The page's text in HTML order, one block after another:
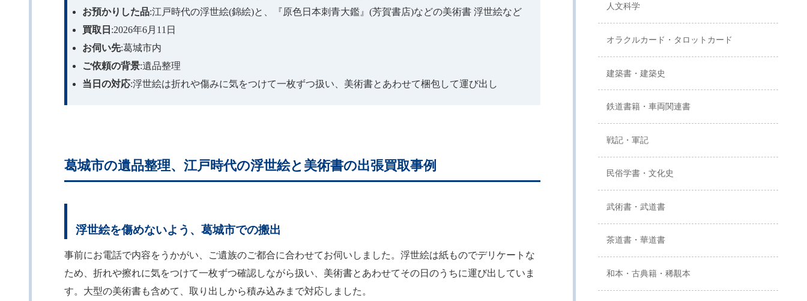
お預かりした品:江戸時代の浮世絵(錦絵)と、『原色日本刺青大鑑』(芳賀書店)などの美術書 浮世絵など
買取日 :2026年6月11日
お伺い先:葛城市内
ご依頼の背景:遺品整理
当日の対応:浮世絵は折れや傷みに気をつけて一枚ずつ扱い、美術書とあわせて梱包して運び出し
葛城市の遺品整理、江戸時代の浮世絵と美術書の出張買取事例
浮世絵を傷めないよう、葛城市での搬出
事前にお電話で内容をうかがい、ご遺族のご都合に合わせてお伺いしました。浮世絵は紙ものでデリケートな
ため、折れや擦れに気をつけて一枚ずつ確認しながら扱い、美術書とあわせてその日のうちに運び出していま
す。大型の美術書も含めて、取り出しから積み込みまで対応しました。
人文科学
オラクルカード・タロットカード
建築書・建築史
鉄道書籍・車両関連書
戦記・軍記
民俗学書・文化史
武術書・武道書
茶道書・華道書
和本・古典籍・稀覯本